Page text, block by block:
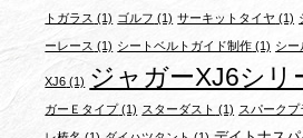
トガラス (1) ゴルフ (1) サーキットタイヤ (1)
ーレース (1) シートベルトガイド制作 (1) シー
XJ6 (1) ジャガーXJ6シリ
ガーＥタイプ(1) スターダスト (1) スパークプ